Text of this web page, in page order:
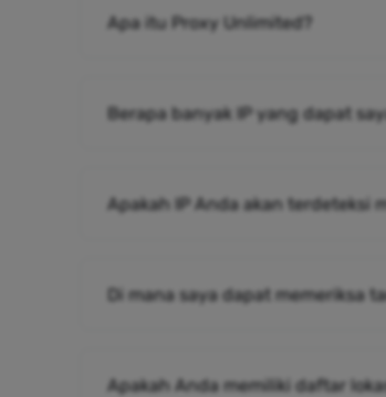
Apa itu Proxy Unlimited?
Berapa banyak IP yang dapat
Apakah IP Anda akan terdeteksi
Di mana saya dapat memeriksa
Apakah Anda memiliki daftar